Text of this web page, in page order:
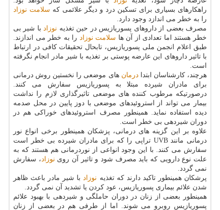
راهكارهای بسیاری برای تسكین درد و دیگر علائمی كه سلامت نوزاد
را به خطر می اندازد وجود دارد.
مصرف بعضی از داروهای پسوریازیس در حین تغذیه نوزاد با شیر بی
خطر هستند اما تعدادی از آن ها سلامت نوزاد را به خطر می اندازند.
طبق اعلام انجمن ملی پسوریازیس، تابحال تحقیقات كافی در ارتباط
با تاثیر داروهای این عارضه پوستی بر تغذیه با شیر مادر انجام نگرفته
است.
هرچند، كارشناسان ابتدادرمان های موضعی را نخستین روش درمانی
برای مادران شیرده مبتلا به پسوریازیس سفارش می كنند.
درصورتیكه مرطوب كننده های موضعی تاثیرگذاری لازم را نداشت
بیمار می تواند از استروئیدهای موضعی با دوز پایین در محل صدمه
دیده استفاده نماید. همینطور مصرف استروئیدهای خوراكی هم در
دوران شیردهی بی خطر است.
علاوه بر این گزینه های درمانی، پزشكان همینطور برخی انواع نور
درمانی مانند UVB تراپی را كه برای مادران شیرده بی خطر است
سفارش می كنند. با این وجود انواعی از نوردرمانی هم هستند كه به
علت نوع دارویی كه باید مصرف شود و تاثیر آن روی نوزاد ، سفارش
نمی گردد.
پرشكان همینطور تاكید دارند كه تغذیه نوزاد با شیر مادر باعث ظاهر
شدن علائم بیماری پسوریازیس، عود كردن یا تشدید آن نمی گردد.
همینطور بعضی از زنان در دوران حاملگی و شیردهی با بهبود علائم
پسوریازیس روبرو می شوند. اما از طرفی هم در بعضی از زنان